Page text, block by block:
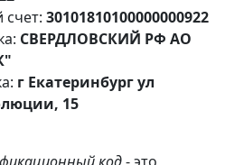
счет: 30101810100000000922
СВЕРДЛОВСКИЙ РФ АО
г Екатеринбург ул
15